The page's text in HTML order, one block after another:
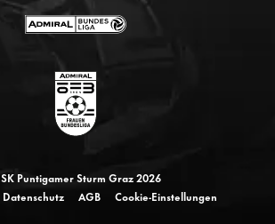
Puntigamer Sturm Graz 2026
Datenschutz AGB Cookie-Einstellungen